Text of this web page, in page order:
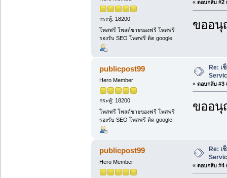
กระทู้: 18200
โพสฟรี โพสต์ขายของฟรี โพสฟรี
รองรับ SEO โพสฟรี ติด google
« ตอบกลับ #2
ขออนุ
publicpost99
Hero Member
กระทู้: 18200
โพสฟรี โพสต์ขายของฟรี โพสฟรี
รองรับ SEO โพสฟรี ติด google
Re: เ
« ตอบกลับ #3
ขออนุ
publicpost99
Hero Member
Re: เ
« ตอบกลับ #4